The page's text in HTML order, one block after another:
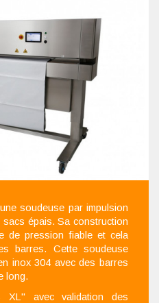
soudeuse par impulsion
sacs épais. Sa construction
de pression fiable et cela
barres. Cette soudeuse
inox 304 avec des barres
long.
XL" avec validation des